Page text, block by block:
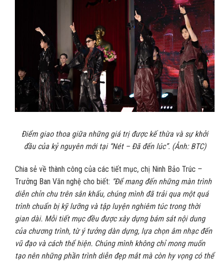
Điểm giao thoa giữa những giá trị được kế thừa và sự khởi
đầu của kỷ nguyên mới tại “Nét – Đã đến lúc”. (Ảnh: BTC)
Chia sẻ về thành công của các tiết mục, chị Ninh Bảo Trúc –
Trưởng Ban Văn nghệ cho biết: “Để mang đến những màn trình
diễn chỉn chu trên sân khấu, chúng mình đã trải qua một quá
trình chuẩn bị kỹ lưỡng và tập luyện nghiêm túc trong thời
gian dài. Mỗi tiết mục đều được xây dựng bám sát nội dung
của chương trình, từ ý tưởng dàn dựng, lựa chọn âm nhạc đến
vũ đạo và cách thể hiện. Chúng mình không chỉ mong muốn
tạo nên những phần trình diễn đẹp mắt mà còn hy vọng có thể